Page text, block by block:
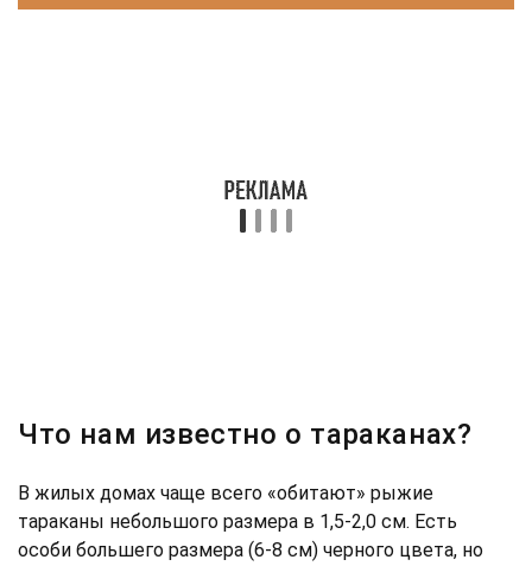
Что нам известно о тараканах?
В жилых домах чаще всего «обитают» рыжие
тараканы небольшого размера в 1,5-2,0 см. Есть
особи большего размера (6-8 см) черного цвета, но